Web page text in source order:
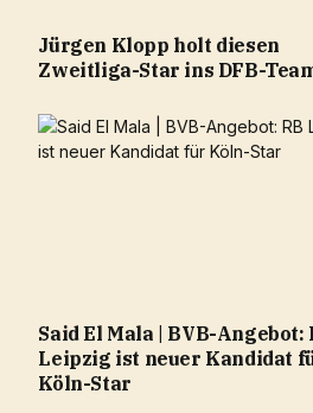
Jürgen Klopp holt diesen
Zweitliga-Star ins DFB-
Said El Mala | BVB-Angebot:
Leipzig ist neuer Kandidat
Köln-Star